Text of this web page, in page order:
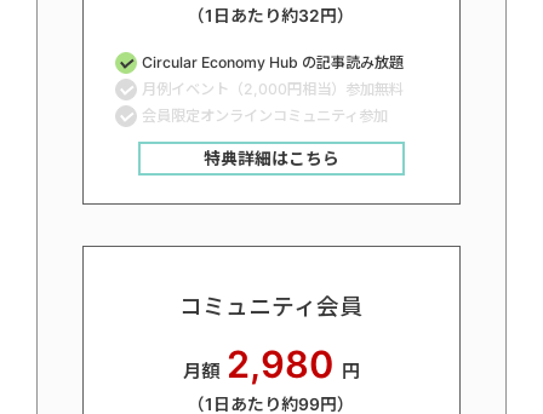
（1日あたり約32円）
Circular Economy Hub の記事読み放題
月例イベント（2,000円相当）参加無料
会員限定オンラインコミュニティ参加
特典詳細はこちら
コミュニティ会員
月額 2,980 円
（1日あたり約99円）